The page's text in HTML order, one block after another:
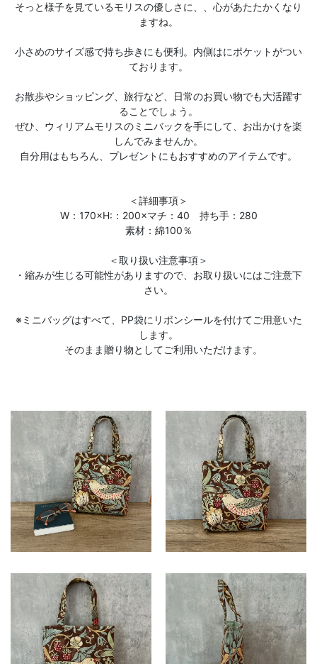
そっと様子を見ているモリスの優しさに、、心があたたかくなり
ますね。
小さめのサイズ感で持ち歩きにも便利。内側はにポケットがつい
ております。
お散歩やショッピング、旅行など、日常のお買い物でも大活躍す
ることでしょう。
ぜひ、ウィリアムモリスのミニバックを手にして、お出かけを楽
しんでみませんか。
自分用はもちろん、プレゼントにもおすすめのアイテムです。
＜詳細事項＞
W：170×H:：200×マチ：40 持ち手：280
素材：綿100％
＜取り扱い注意事項＞
・縮みが生じる可能性がありますので、お取り扱いにはご注意下
さい。
※ミニバッグはすべて、PP袋にリボンシールを付けてご用意いた
します。
そのまま贈り物としてご利用いただけます。